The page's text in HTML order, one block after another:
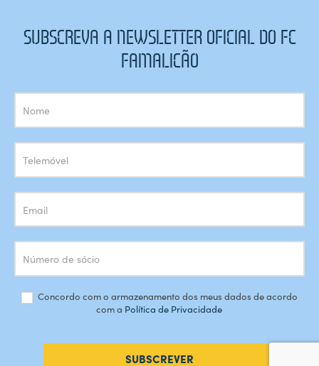
SUBSCREVA A NEWSLETTER OFICIAL DO FC
FAMALICÃO
Subscrição
Newsletter
Concordo com o armazenamento dos meus dados de acordo
com a Política de Privacidade
SUBSCREVER